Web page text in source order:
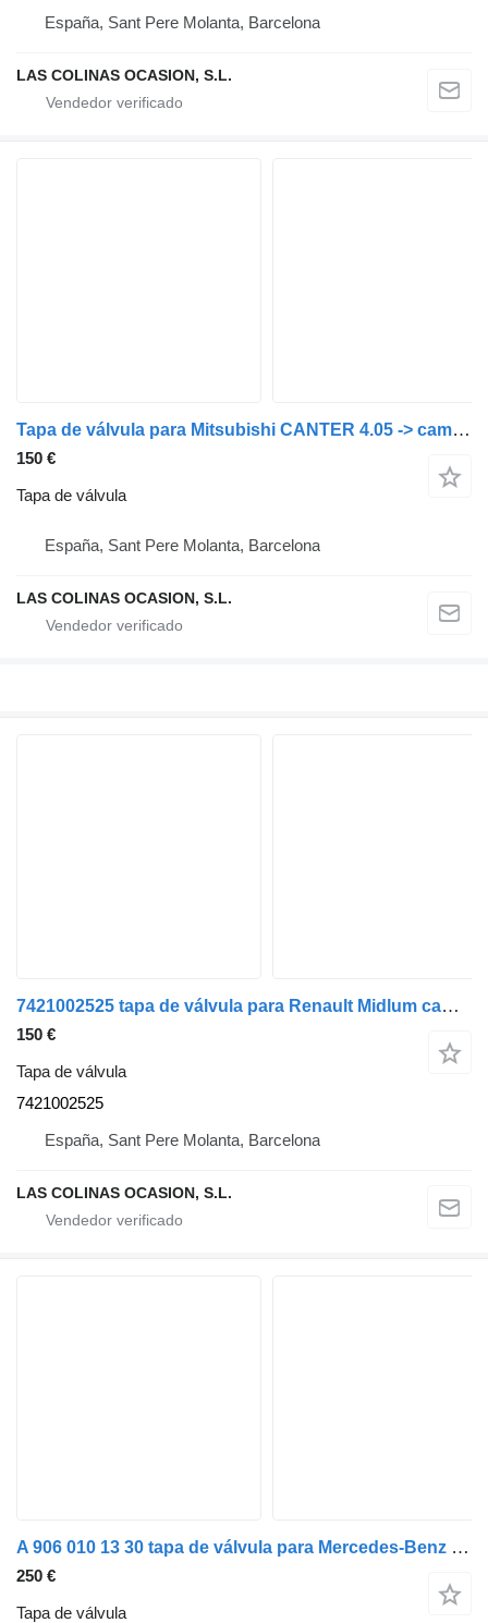
España, Sant Pere Molanta, Barcelona
LAS COLINAS OCASION, S.L.
Tapa de válvula para Mitsubishi CANTER 4.05 -> camión
150 €
Tapa de válvula
España, Sant Pere Molanta, Barcelona
LAS COLINAS OCASION, S.L.
7421002525 tapa de válvula para Renault Midlum camión
150 €
Tapa de válvula
7421002525
España, Sant Pere Molanta, Barcelona
LAS COLINAS OCASION, S.L.
A 906 010 13 30 tapa de válvula para Mercedes-Benz 2628GL/NLA6X2/4 3900 camión
250 €
Tapa de válvula